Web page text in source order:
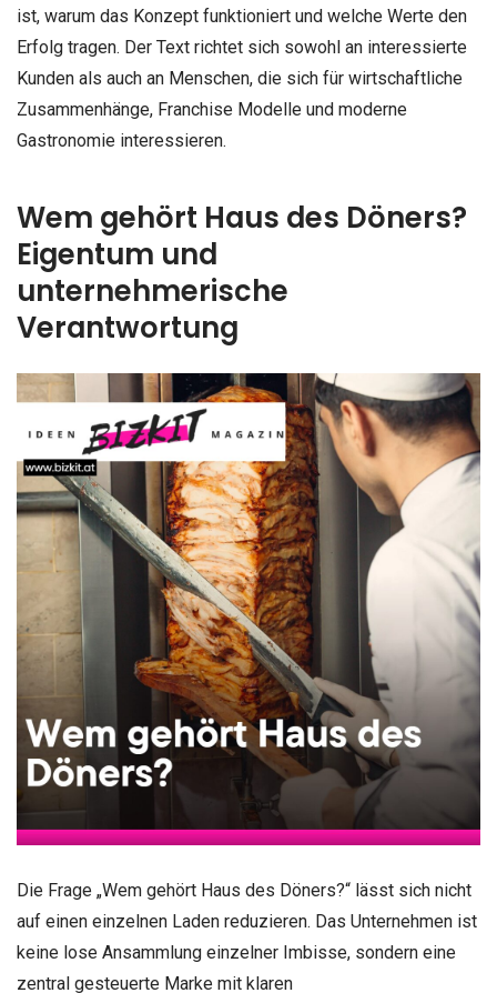
ist, warum das Konzept funktioniert und welche Werte den
Erfolg tragen. Der Text richtet sich sowohl an interessierte
Kunden als auch an Menschen, die sich für wirtschaftliche
Zusammenhänge, Franchise Modelle und moderne
Gastronomie interessieren.
Wem gehört Haus des Döners?
Eigentum und
unternehmerische
Verantwortung
Die Frage „Wem gehört Haus des Döners?“ lässt sich nicht
auf einen einzelnen Laden reduzieren. Das Unternehmen ist
keine lose Ansammlung einzelner Imbisse, sondern eine
zentral gesteuerte Marke mit klaren